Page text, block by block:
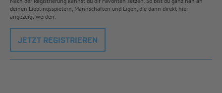
deinen Lieblingsspielern, Mannschaften und Ligen, die dann direkt hier
angezeigt werden.
JETZT REGISTRIEREN